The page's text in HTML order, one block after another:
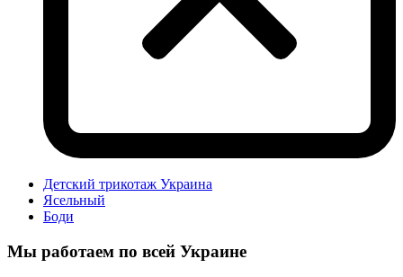
Детский трикотаж Украина
Ясельный
Боди
Мы работаем по всей Украине